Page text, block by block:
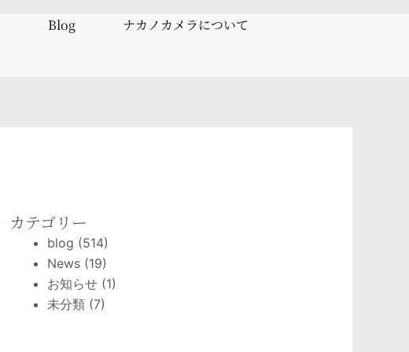
Blog
ナカノカメラについて
カテゴリー
blog (514)
News (19)
お知らせ (1)
未分類 (7)